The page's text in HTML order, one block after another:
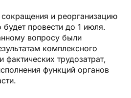
и реорганизацию
провести до 1 июля.
вопросу были
комплексного
фактических трудозатрат,
функций органов